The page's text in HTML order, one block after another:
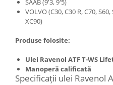
SAAB (9'3, 9'5)
VOLVO (C30, C30 R, C70,
XC90)
Produse folosite:
Ulei Ravenol ATF T-WS
Manoperă calificată
Specificații ulei Ravenol